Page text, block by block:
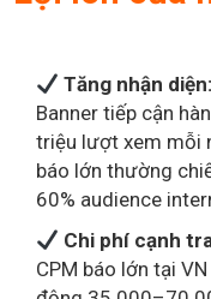
Lợi ích của
Tăng nhận
Banner tiếp cận
triệu lượt xem mỗi
báo lớn thường
60% audience